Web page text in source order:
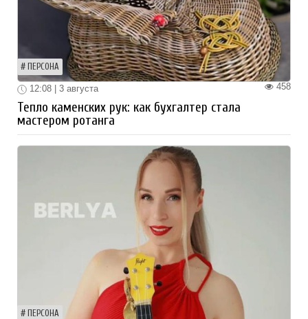
ПЕРСОНА
458
12:08 | 3 августа
Тепло каменских рук: как бухгалтер стала
мастером ротанга
ПЕРСОНА